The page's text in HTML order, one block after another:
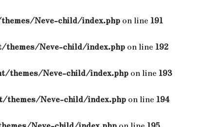
Neve-child/index.php on line 191
Neve-child/index.php on line 192
themes/Neve-child/index.php on line 193
Neve-child/index.php on line 194